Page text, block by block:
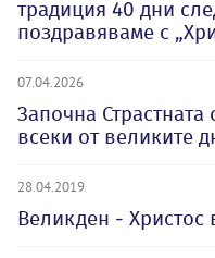
традиция 40 дни
поздравяваме с
07.04.2026
Започна
всеки от великите
28.04.2019
Великден - Христос